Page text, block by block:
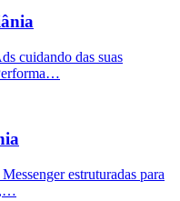
cuidando das suas
estruturadas para